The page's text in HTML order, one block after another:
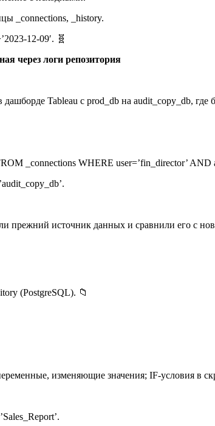
_connections, _history.
12-09′. 🧬
через логи репозитория
Tableau с prod_db на audit_copy_db,
_connections WHERE user=’fin_director’ AND
прежний источник данных и сравнили его с
(PostgreSQL). 📁
изменяющие значения; IF-условия в